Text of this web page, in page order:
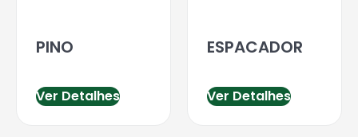
PINO
Ver Detalhes
ESPACADOR
Ver Detalhes